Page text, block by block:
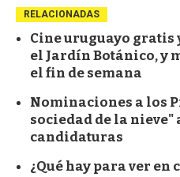
RELACIONADAS
Cine uruguayo gratis
el Jardín Botánico, y
el fin de semana
Nominaciones a los
sociedad de la nieve"
candidaturas
¿Qué hay para ver en